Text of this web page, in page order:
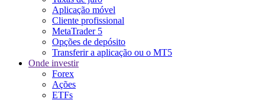
Aplicação móvel
Cliente profissional
MetaTrader 5
Opções de depósito
Transferir a aplicação ou o MT5
Onde investir
Forex
Ações
ETFs